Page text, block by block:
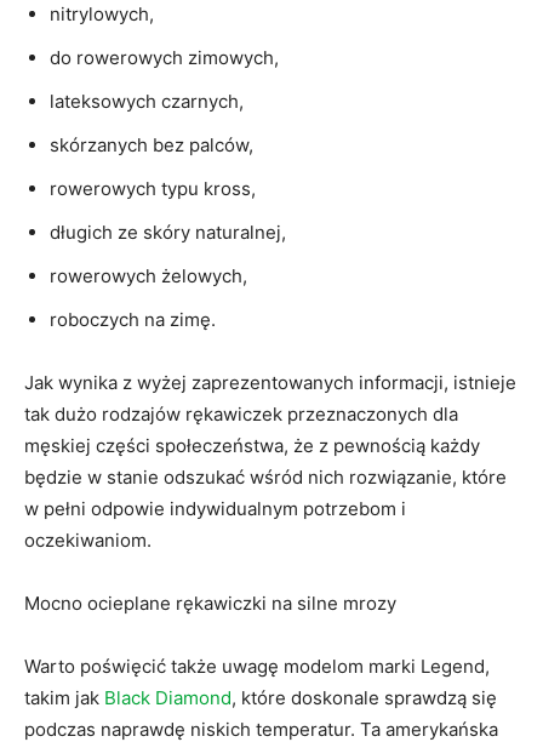
nitrylowych,
do rowerowych zimowych,
lateksowych czarnych,
skórzanych bez palców,
rowerowych typu kross,
długich ze skóry naturalnej,
rowerowych żelowych,
roboczych na zimę.
Jak wynika z wyżej zaprezentowanych informacji, istnieje
tak dużo rodzajów rękawiczek przeznaczonych dla
męskiej części społeczeństwa, że z pewnością każdy
będzie w stanie odszukać wśród nich rozwiązanie, które
w pełni odpowie indywidualnym potrzebom i
oczekiwaniom.
Mocno ocieplane rękawiczki na silne mrozy
Warto poświęcić także uwagę modelom marki Legend,
takim jak Black Diamond, które doskonale sprawdzą się
podczas naprawdę niskich temperatur. Ta amerykańska